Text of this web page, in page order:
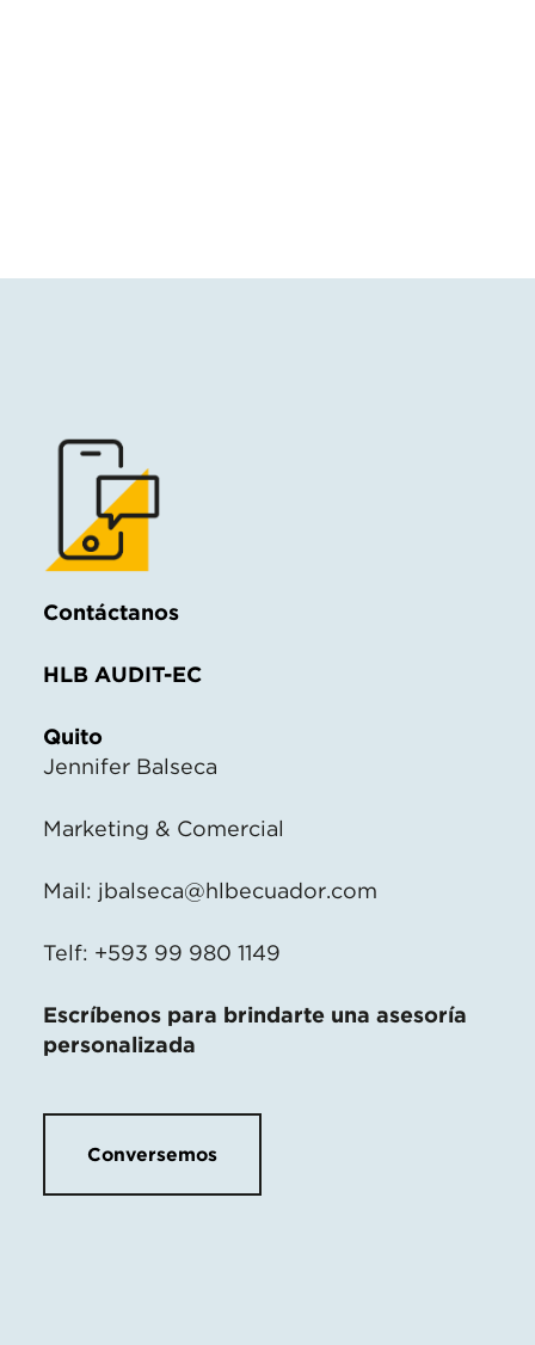
Contáctanos
HLB AUDIT-EC
Quito
Jennifer Balseca
Marketing & Comercial
Mail: jbalseca@hlbecuador.com
Telf: +593 99 980 1149
Escríbenos para brindarte una asesoría
personalizada
Conversemos